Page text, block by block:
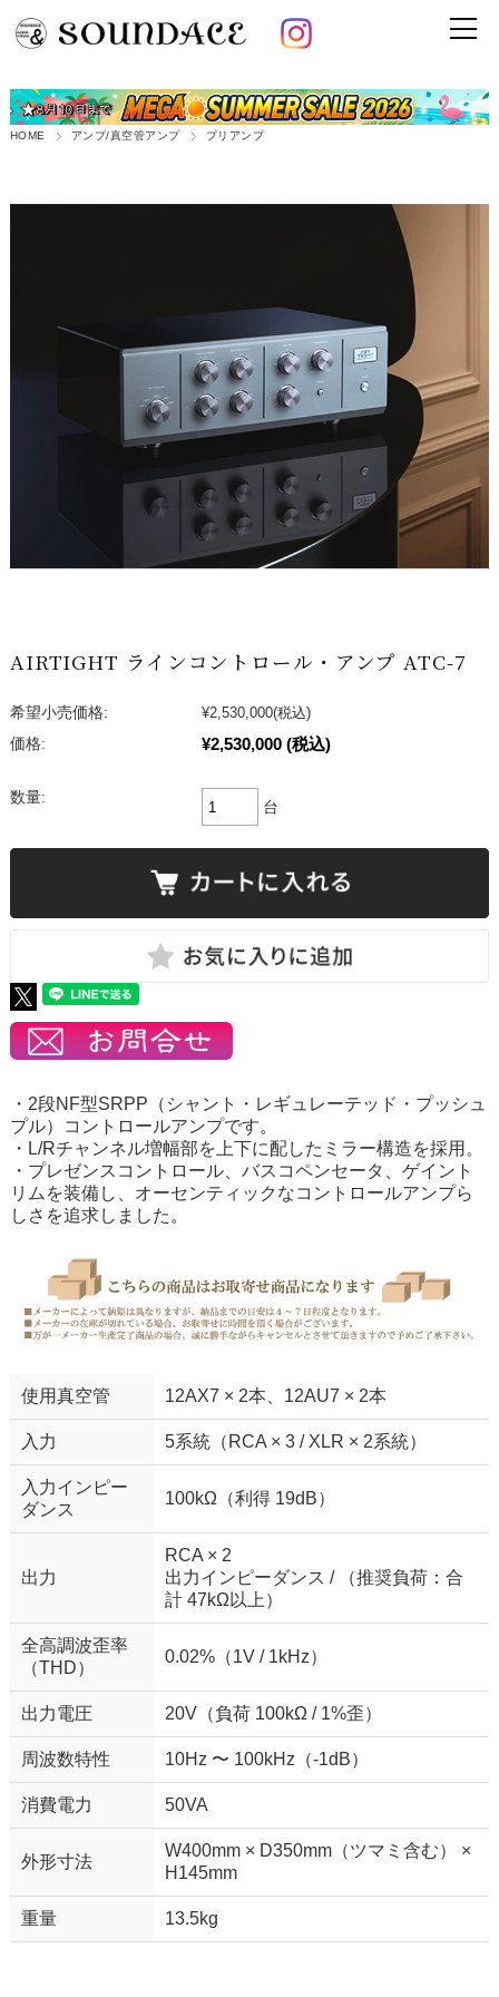
HOME アンプ/真空管アンプ プリアンプ
AIRTIGHT ラインコントロール・アンプ ATC-7
希望小売価格: ¥2,530,000(税込)
価格:
¥2,530,000 (税込)
数量:
台
・2段NF型SRPP（シャント・レギュレーテッド・プッシュ
プル）コントロールアンプです。
・L/Rチャンネル増幅部を上下に配したミラー構造を採用。
・プレゼンスコントロール、バスコペンセータ、ゲイント
リムを装備し、オーセンティックなコントロールアンプら
しさを追求しました。
使用真空管 12AX7 × 2本、12AU7 × 2本
入力 5系統（RCA × 3 / XLR × 2系統）
入力インピー
ダンス
100kΩ（利得 19dB）
出力
RCA × 2
出力インピーダンス / （推奨負荷：合
計 47kΩ以上）
全高調波歪率
（THD）
0.02%（1V / 1kHz）
出力電圧 20V（負荷 100kΩ / 1%歪）
周波数特性 10Hz 〜 100kHz（-1dB）
消費電力 50VA
外形寸法
W400mm × D350mm（ツマミ含む） ×
H145mm
重量 13.5kg